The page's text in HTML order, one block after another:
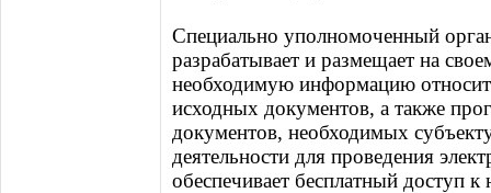
Специально уполномоченный
разрабатывает и размещает на
необходимую информацию
исходных документов, а также
документов, необходимых
деятельности для проведения
обеспечивает бесплатный доступ к